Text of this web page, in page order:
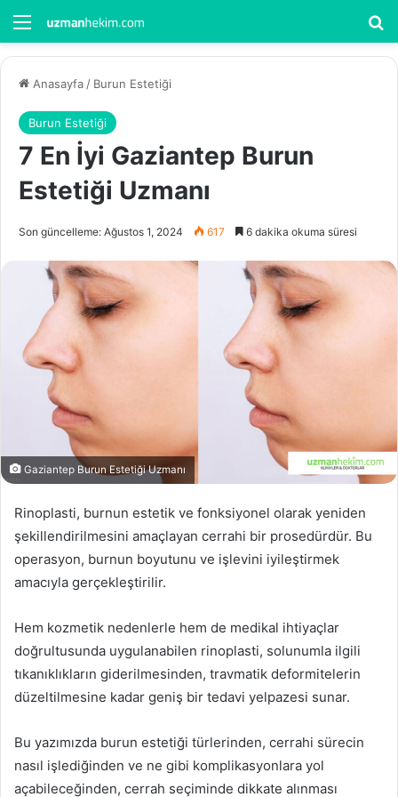
Menü
Anasayfa / Burun Estetiği
Burun Estetiği
7 En İyi Gaziantep Burun
Estetiği Uzmanı
Son güncelleme: Ağustos 1, 2024 617 6 dakika okuma süresi
Gaziantep Burun Estetiği Uzmanı
Rinoplasti, burnun estetik ve fonksiyonel olarak yeniden
şekillendirilmesini amaçlayan cerrahi bir prosedürdür. Bu
operasyon, burnun boyutunu ve işlevini iyileştirmek
amacıyla gerçekleştirilir.
Hem kozmetik nedenlerle hem de medikal ihtiyaçlar
doğrultusunda uygulanabilen rinoplasti, solunumla ilgili
tıkanıklıkların giderilmesinden, travmatik deformitelerin
düzeltilmesine kadar geniş bir tedavi yelpazesi sunar.
Bu yazımızda burun estetiği türlerinden, cerrahi sürecin
nasıl işlediğinden ve ne gibi komplikasyonlara yol
açabileceğinden, cerrah seçiminde dikkate alınması